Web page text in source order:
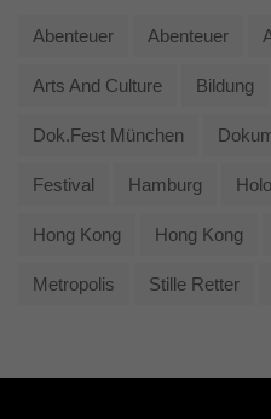
Abenteuer Abenteuer
Arts And Culture Bildung
Dok.fest München
Festival Hamburg
Hong Kong Hong Kong
Metropolis Stille Retter